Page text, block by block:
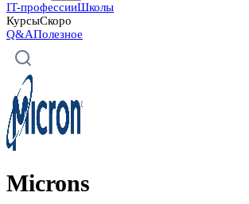
IT-профессииШколы
КурсыСкоро
Q&AПолезное
Microns